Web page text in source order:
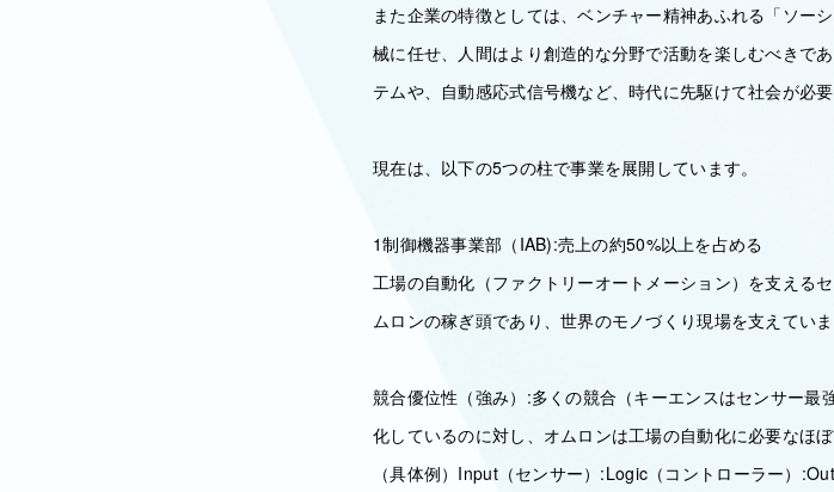
また企業の特徴としては、ベンチャー精神あふれる「ソー
械に任せ、人間はより創造的な分野で活動を楽しむべきで
テムや、自動感応式信号機など、時代に先駆けて社会が必
現在は、以下の5つの柱で事業を展開しています。
1制御機器事業部（IAB):売上の約50%以上を占める
工場の自動化（ファクトリーオートメーション）を支える
ムロンの稼ぎ頭であり、世界のモノづくり現場を支えていま
競合優位性（強み）:多くの競合（キーエンスはセンサー
化しているのに対し、オムロンは工場の自動化に必要なほ
（具体例）Input（センサー）:Logic（コントローラー）